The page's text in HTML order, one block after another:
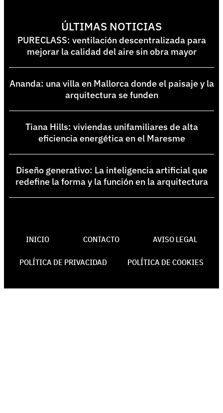
ÚLTIMAS NOTICIAS
PURECLASS: ventilación descentralizada para
mejorar la calidad del aire sin obra mayor
Ananda: una villa en Mallorca donde el paisaje y la
arquitectura se funden
Tiana Hills: viviendas unifamiliares de alta
eficiencia energética en el Maresme
Diseño generativo: La inteligencia artificial que
redefine la forma y la función en la arquitectura
INICIO CONTACTO AVISO LEGAL
POLÍTICA DE PRIVACIDAD POLÍTICA DE COOKIES